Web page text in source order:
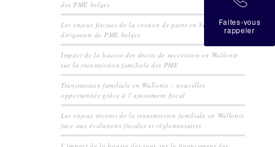
des PME belges
Les enjeux fiscaux de la cession de parts en SRL pour les
dirigeants de PME belges
Impact de la hausse des droits de succession en Wallonie
sur la transmission familiale des PME
Transmission familiale en Wallonie : nouvelles
opportunités grâce à l’ajustement fiscal
Les enjeux récents de la transmission familiale en Wallonie
face aux évolutions fiscales et réglementaires
Faites-vous
rappeler